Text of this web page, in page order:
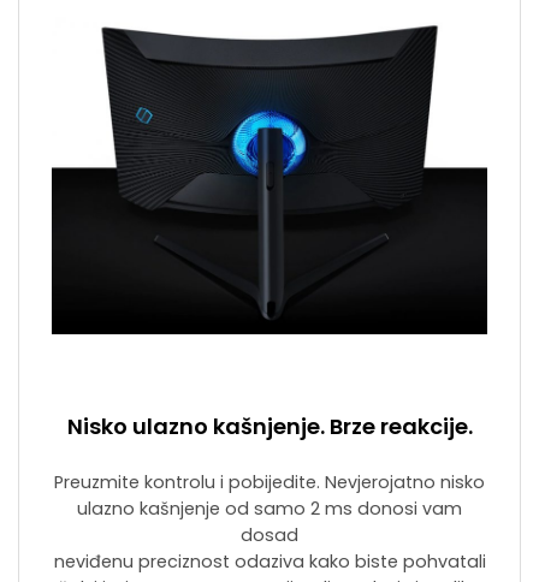
Nisko ulazno kašnjenje. Brze reakcije.
Preuzmite kontrolu i pobijedite. Nevjerojatno nisko
ulazno kašnjenje od samo 2 ms donosi vam
dosad
neviđenu preciznost odaziva kako biste pohvatali